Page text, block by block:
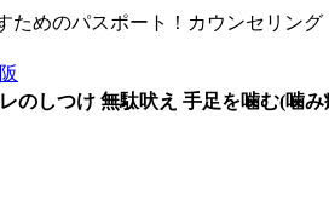
ためのパスポート！カウンセリン
のしつけ 無駄吠え 手足を噛む(噛